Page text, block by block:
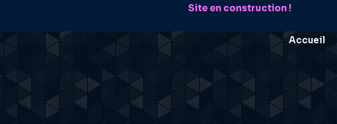
Site en construction !
Accueil